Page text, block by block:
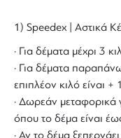
1) Speedex | Αστικά
· Για δέματα μέχρι 3
· Για δέματα
επιπλέον κιλό είναι
· Δωρεάν μεταφορικά
όπου το δέμα είναι
· Αν το δέμα